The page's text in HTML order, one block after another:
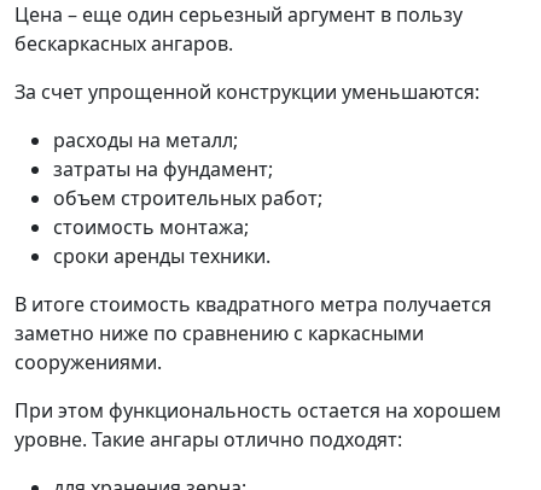
Цена – еще один серьезный аргумент в пользу
бескаркасных ангаров.
За счет упрощенной конструкции уменьшаются:
расходы на металл;
затраты на фундамент;
объем строительных работ;
стоимость монтажа;
сроки аренды техники.
В итоге стоимость квадратного метра получается
заметно ниже по сравнению с каркасными
сооружениями.
При этом функциональность остается на хорошем
уровне. Такие ангары отлично подходят: